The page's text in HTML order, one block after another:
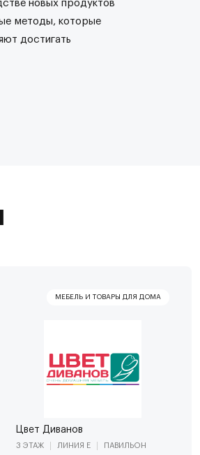
новых продуктов
методы, которые
достигать
Цвет Диванов
3 ЭТАЖ ЛИНИЯ Е ПАВИЛЬОН